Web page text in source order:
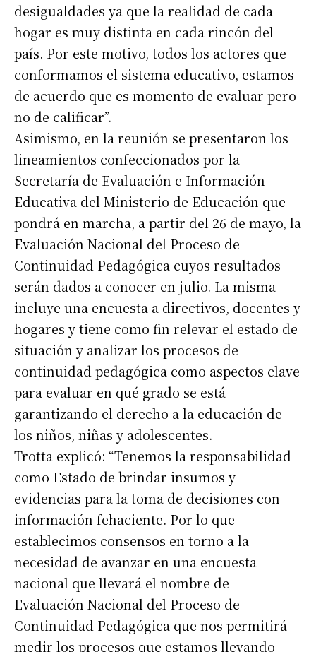
desigualdades ya que la realidad de cada
hogar es muy distinta en cada rincón del
país. Por este motivo, todos los actores que
conformamos el sistema educativo, estamos
de acuerdo que es momento de evaluar pero
no de calificar”.
Asimismo, en la reunión se presentaron los
lineamientos confeccionados por la
Secretaría de Evaluación e Información
Educativa del Ministerio de Educación que
pondrá en marcha, a partir del 26 de mayo, la
Evaluación Nacional del Proceso de
Continuidad Pedagógica cuyos resultados
serán dados a conocer en julio. La misma
incluye una encuesta a directivos, docentes y
hogares y tiene como fin relevar el estado de
situación y analizar los procesos de
continuidad pedagógica como aspectos clave
para evaluar en qué grado se está
garantizando el derecho a la educación de
los niños, niñas y adolescentes.
Trotta explicó: “Tenemos la responsabilidad
como Estado de brindar insumos y
evidencias para la toma de decisiones con
información fehaciente. Por lo que
establecimos consensos en torno a la
necesidad de avanzar en una encuesta
nacional que llevará el nombre de
Evaluación Nacional del Proceso de
Continuidad Pedagógica que nos permitirá
medir los procesos que estamos llevando